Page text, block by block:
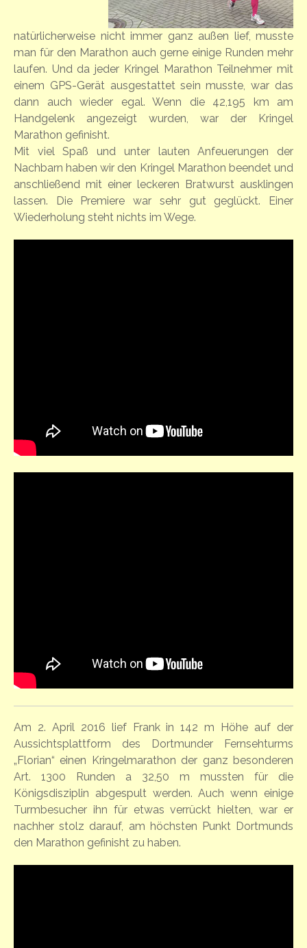
natürlicherweise nicht immer ganz außen lief, musste
man für den Marathon auch gerne einige Runden mehr
laufen. Und da jeder Kringel Marathon Teilnehmer mit
einem GPS-Gerät ausgestattet sein musste, war das
dann auch wieder egal. Wenn die 42,195 km am
Handgelenk angezeigt wurden, war der Kringel
Marathon gefinisht.
Mit viel Spaß und unter lauten Anfeuerungen der
Nachbarn haben wir den Kringel Marathon beendet und
anschließend mit einer leckeren Bratwurst ausklingen
lassen. Die Premiere war sehr gut geglückt. Einer
Wiederholung steht nichts im Wege.
Am 2. April 2016 lief Frank in 142 m Höhe auf der
Aussichtsplattform des Dortmunder Fernsehturms
„Florian“ einen Kringelmarathon der ganz besonderen
Art. 1300 Runden a 32,50 m mussten für die
Königsdisziplin abgespult werden. Auch wenn einige
Turmbesucher ihn für etwas verrückt hielten, war er
nachher stolz darauf, am höchsten Punkt Dortmunds
den Marathon gefinisht zu haben.